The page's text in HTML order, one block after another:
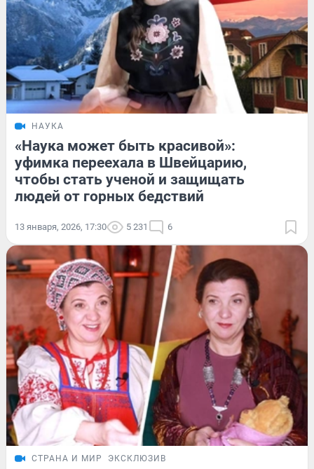
НАУКА
«Наука может быть красивой»:
уфимка переехала в Швейцарию,
чтобы стать ученой и защищать
людей от горных бедствий
13 января, 2026, 17:30 5 231 6
СТРАНА И МИР ЭКСКЛЮЗИВ